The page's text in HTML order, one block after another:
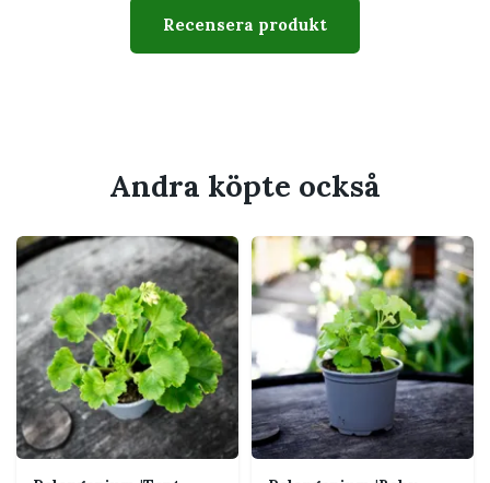
Doftpelargon
Bör hållas utom räckhåll för
växter
Passar perfekt för
Mycket ljust eller soligt läge
Solig fönsterbräda, balkong eller uteplats
där bladen kan beröras
Dig som uppskattar aromatiska blad och
samlarvärde
Recensera produkt
Andra köpte också